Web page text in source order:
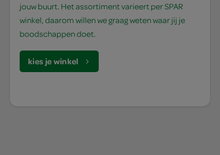
jouw buurt. Het assortiment varieert per SPAR
winkel, daarom willen we graag weten waar jij je
boodschappen doet.
kies je winkel